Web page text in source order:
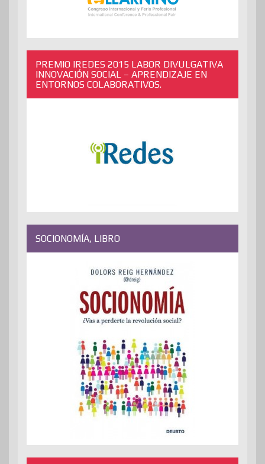
PREMIO IREDES 2015 LABOR DIVULGATIVA
INNOVACIÓN SOCIAL – APRENDIZAJE EN
ENTORNOS COLABORATIVOS.
SOCIONOMÍA, LIBRO